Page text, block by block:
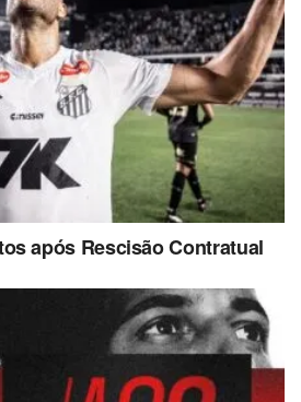
após Rescisão Contratual